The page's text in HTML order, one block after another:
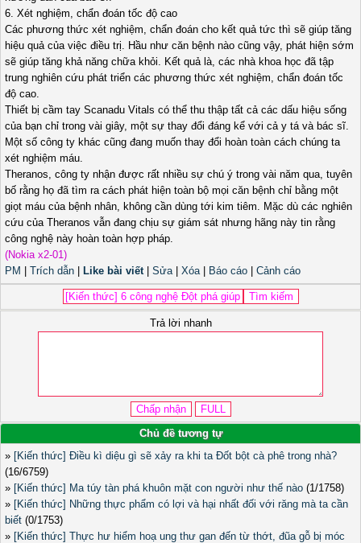
6. Xét nghiệm, chẩn đoán tốc độ cao
Các phương thức xét nghiệm, chẩn đoán cho kết quả tức thì sẽ giúp tăng
hiệu quả của việc điều trị. Hầu như căn bệnh nào cũng vậy, phát hiện sớm
sẽ giúp tăng khả năng chữa khỏi. Kết quả là, các nhà khoa học đã tập
trung nghiên cứu phát triển các phương thức xét nghiệm, chẩn đoán tốc
độ cao.
Thiết bị cầm tay Scanadu Vitals có thể thu thập tất cả các dấu hiệu sống
của bạn chỉ trong vài giây, một sự thay đổi đáng kể với cả y tá và bác sĩ.
Một số công ty khác cũng đang muốn thay đổi hoàn toàn cách chúng ta
xét nghiệm máu.
Theranos, công ty nhận được rất nhiều sự chú ý trong vài năm qua, tuyên
bố rằng họ đã tìm ra cách phát hiện toàn bộ mọi căn bệnh chỉ bằng một
giọt máu của bệnh nhân, không cần dùng tới kim tiêm. Mặc dù các nghiên
cứu của Theranos vẫn đang chịu sự giám sát nhưng hãng này tin rằng
công nghệ này hoàn toàn hợp pháp.
(Nokia x2-01)
PM
Trích dẫn Like bài viết| Sửa| Xóa| Báo cáo Cảnh cáo
Trả lời nhanh
Chủ đề tương tự
» [Kiến thức] Điều kì diệu gì sẽ xảy ra khi ta Đốt bột cà phê trong nhà?
(16/6759)
» [Kiến thức] Ma túy tàn phá khuôn mặt con người như thế nào (1/1758)
» [Kiến thức] Những thực phẩm có lợi và hại nhất đối với răng mà ta cần
biết (0/1753)
» [Kiến thức] Thực hư hiểm hoạ ung thư gan đến từ thớt, đũa gỗ bị móc